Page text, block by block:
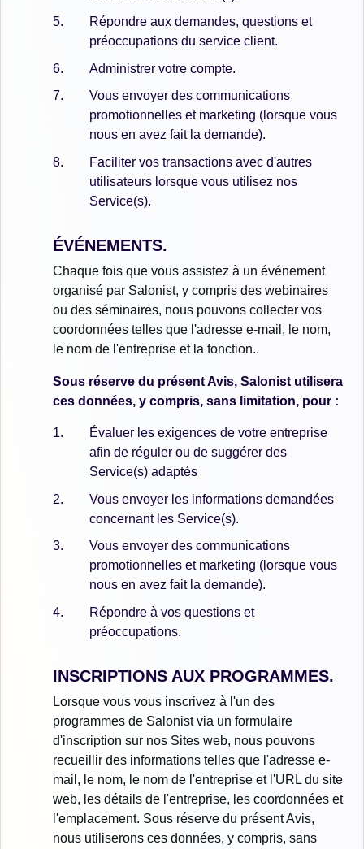
Répondre aux demandes, questions et
préoccupations du service client.
Administrer votre compte.
Vous envoyer des communications
promotionnelles et marketing (lorsque vous
nous en avez fait la demande).
Faciliter vos transactions avec d'autres
utilisateurs lorsque vous utilisez nos
Service(s).
ÉVÉNEMENTS.
Chaque fois que vous assistez à un événement
organisé par Salonist, y compris des webinaires
ou des séminaires, nous pouvons collecter vos
coordonnées telles que l'adresse e-mail, le nom,
le nom de l'entreprise et la fonction..
Sous réserve du présent Avis, Salonist utilisera
ces données, y compris, sans limitation, pour :
Évaluer les exigences de votre entreprise
afin de réguler ou de suggérer des
Service(s) adaptés
Vous envoyer les informations demandées
concernant les Service(s).
Vous envoyer des communications
promotionnelles et marketing (lorsque vous
nous en avez fait la demande).
Répondre à vos questions et
préoccupations.
INSCRIPTIONS AUX PROGRAMMES.
Lorsque vous vous inscrivez à l'un des
programmes de Salonist via un formulaire
d'inscription sur nos Sites web, nous pouvons
recueillir des informations telles que l'adresse e-
mail, le nom, le nom de l'entreprise et l'URL du site
web, les détails de l'entreprise, les coordonnées et
l'emplacement. Sous réserve du présent Avis,
nous utiliserons ces données, y compris, sans